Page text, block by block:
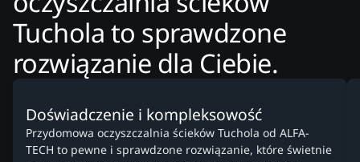
Tuchola to sprawdzone
rozwiązanie dla Ciebie.
Doświadczenie i kompleksowość
Przydomowa oczyszczalnia ścieków Tuchola od ALFA-
TECH to pewne i sprawdzone rozwiązanie, które świetnie